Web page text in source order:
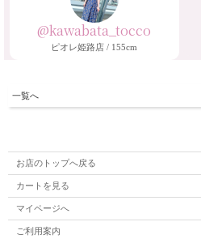
@kawabata_tocco
ピオレ姫路店 / 155cm
一覧へ
お店のトップへ戻る
カートを見る
マイページへ
ご利用案内